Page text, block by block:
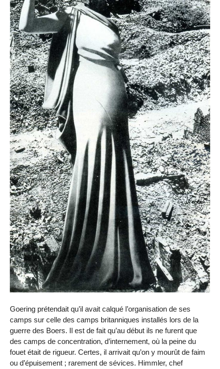
Goering prétendait qu’il avait calqué l’organisation de ses
camps sur celle des camps britanniques installés lors de la
guerre des Boers. Il est de fait qu’au début ils ne furent que
des camps de concentration, d’internement, où la peine du
fouet était de rigueur. Certes, il arrivait qu’on y mourût de faim
ou d’épuisement ; rarement de sévices. Himmler, chef